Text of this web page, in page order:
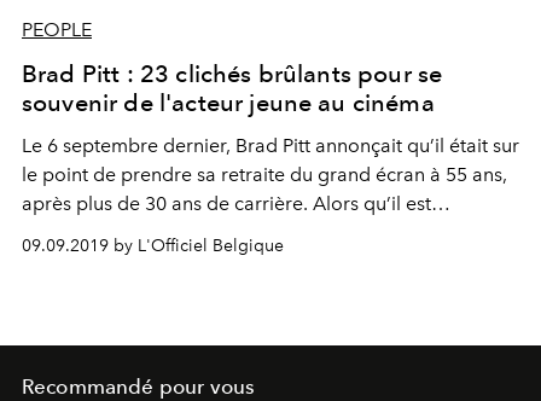
PEOPLE
Brad Pitt : 23 clichés brûlants pour se
souvenir de l'acteur jeune au cinéma
Le 6 septembre dernier, Brad Pitt annonçait qu’il était sur
le point de prendre sa retraite du grand écran à 55 ans,
après plus de 30 ans de carrière. Alors qu’il est
actuellement à l’affiche des films salués "Once Upon a
Time in Hollywood" et "Ad Astra", l’acteur tire sa
"Fight Club" ou "Seven", retour en images sur les clichés
les plus sexy de l’acteur jeune au cinéma.
09.09.2019 by L'Officiel Belgique
Recommandé pour vous